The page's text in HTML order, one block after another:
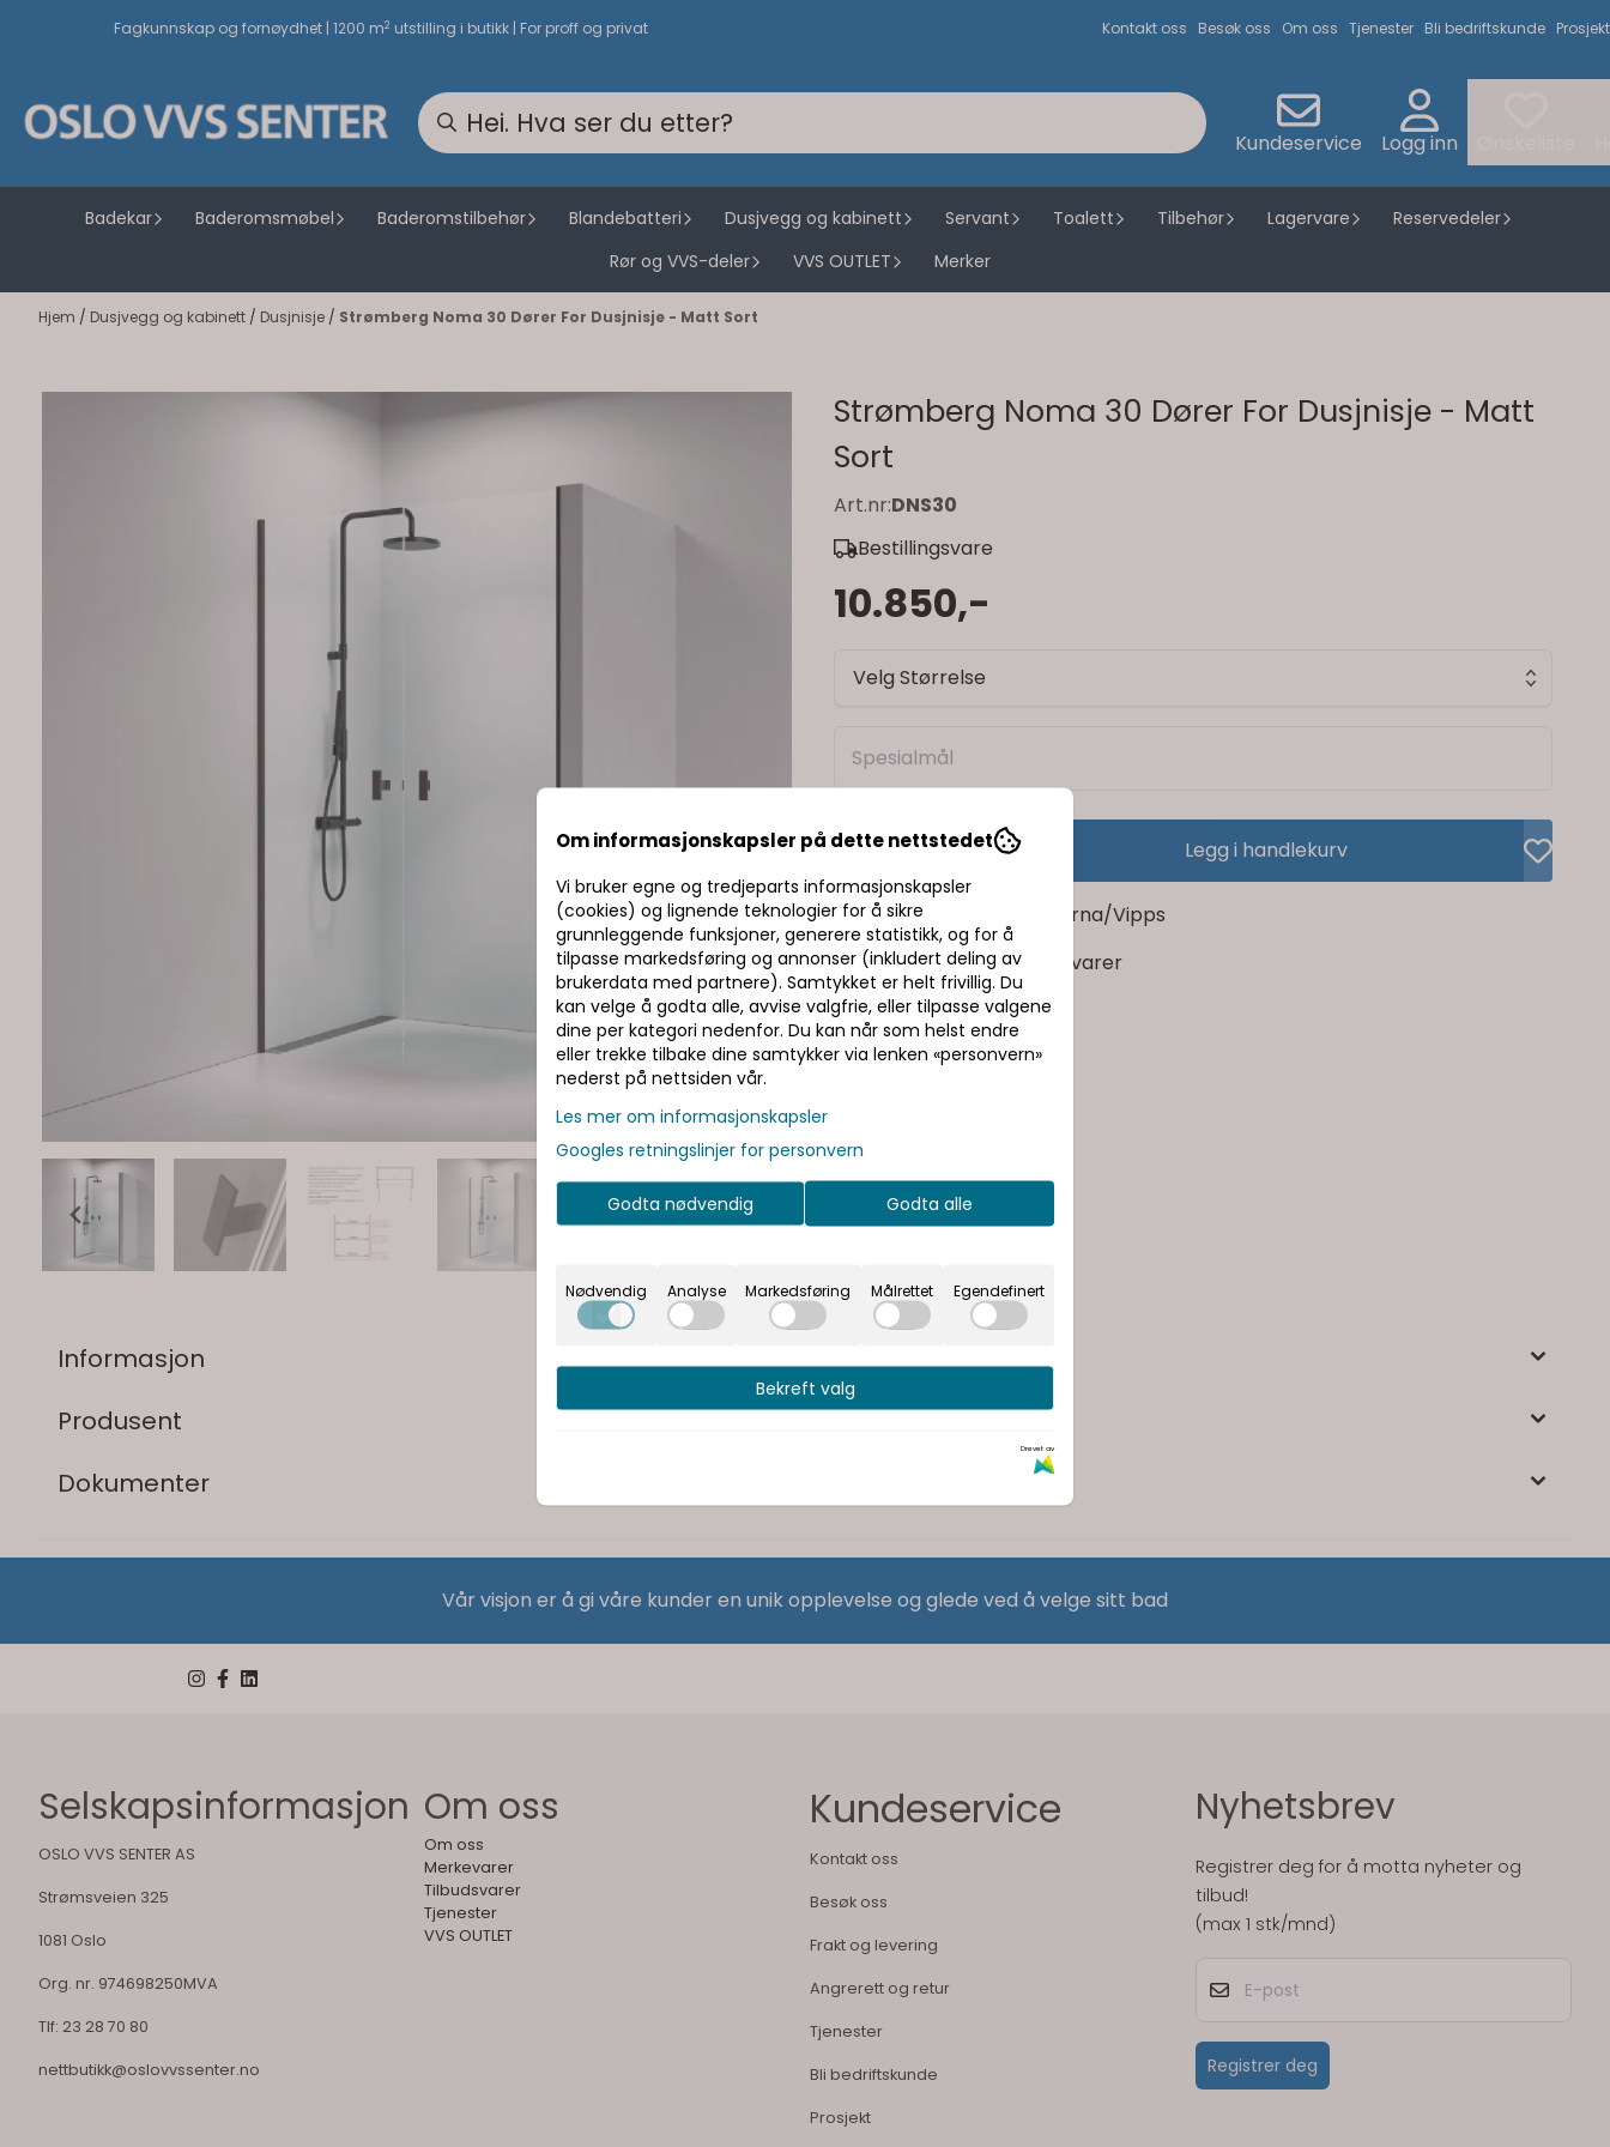
Hopp til innholdFagkunnskap og fornøydhet | 1200 m2 utstilling i butikk | For proff og privat Kontakt oss Besøk oss Om oss Tjenester Bli bedriftskunde Prosjekt
Kundeservice Logg inn
Badekar Baderomsmøbel Baderomstilbehør Blandebatteri Dusjvegg og kabinett Servant Toalett Tilbehør Lagervare
Reservedeler
Rør og VVS-deler
VVS OUTLET Merker
Hjem / Dusjvegg og kabinett / Dusjnisje / Strømberg Noma 30 Dører For Dusjnisje - Matt Sort
Strømberg Noma 30 Dører For Dusjnisje - Matt
Sort
Art.nr:DNS30
Bestillingsvare
10.850,-
Velg Størrelse
- + Legg i handlekurv
Trygg handel med Klarna/Vipps
Rask levering av lagervarer
Halv pris på frakt
Informasjon
Produsent
Dokumenter
Vår visjon er å gi våre kunder en unik opplevelse og glede ved å velge sitt bad
Selskapsinformasjon
OSLO VVS SENTER AS
Strømsveien 325
1081 Oslo
Org. nr. 974698250MVA
Tlf: 23 28 70 80
nettbutikk@oslovvssenter.no
Om oss
Om oss
Merkevarer
Tilbudsvarer
Tjenester
VVS OUTLET
Kundeservice
Kontakt oss
Besøk oss
Frakt og levering
Angrerett og retur
Tjenester
Bli bedriftskunde
Prosjekt
Nyhetsbrev
Registrer deg for å motta nyheter og
tilbud!
(max 1 stk/mnd)
Registrer deg
Om informasjonskapsler på dette nettstedet
Vi bruker egne og tredjeparts informasjonskapsler
(cookies) og lignende teknologier for å sikre
grunnleggende funksjoner, generere statistikk, og for å
tilpasse markedsføring og annonser (inkludert deling av
brukerdata med partnere). Samtykket er helt frivillig. Du
kan velge å godta alle, avvise valgfrie, eller tilpasse valgene
dine per kategori nedenfor. Du kan når som helst endre
eller trekke tilbake dine samtykker via lenken «personvern»
nederst på nettsiden vår.
Les mer om informasjonskapsler
Googles retningslinjer for personvern
Godta nødvendig Godta alle
Nødvendig Analyse Markedsføring Målrettet Egendefinert
Bekreft valg
Drevet av